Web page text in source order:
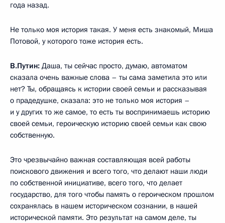
года назад.
Не только моя история такая. У меня есть знакомый, Миша
Потовой, у которого тоже история есть.
В.Путин: Даша, ты сейчас просто, думаю, автоматом
сказала очень важные слова – ты сама заметила это или
нет? Ты, обращаясь к истории своей семьи и рассказывая
о прадедушке, сказала: это не только моя история –
и у других то же самое, то есть ты воспринимаешь историю
своей семьи, героическую историю своей семьи как свою
собственную.
Это чрезвычайно важная составляющая всей работы
поискового движения и всего того, что делают наши люди
по собственной инициативе, всего того, что делает
государство, для того чтобы память о героическом прошлом
сохранялась в нашем историческом сознании, в нашей
исторической памяти. Это результат на самом деле, ты